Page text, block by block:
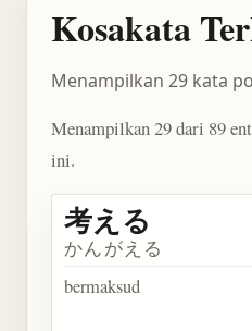
Kosakata
Menampilkan 29 kata
Menampilkan 29 dari 89
ini.
考える
かんがえる
bermaksud